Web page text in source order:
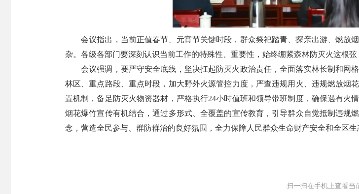
会议指出，当前正值春节、元宵节关键时段，群众祭祀踏青、探亲出游、燃放
杂。各级各部门要深刻认识当前工作的特殊性、重要性，始终绷紧森林防灭火这根弦
会议强调，要严守安全底线，坚决扛起防灭火政治责任，全面落实林长制和网
林区、重点路段、重点时段，加大野外火源管控力度，严查违规用火、违规燃放烟
置机制，备足防灭火物资器材，严格执行24小时值班和领导带班制度，确保遇有
烟花爆竹宣传有机结合，通过多形式、全覆盖的宣传教育，引导群众自觉抵制违规
念，营造全民参与、群防群治的良好氛围，全力保障人民群众生命财产安全和全区生
扫一扫在手机上查看当